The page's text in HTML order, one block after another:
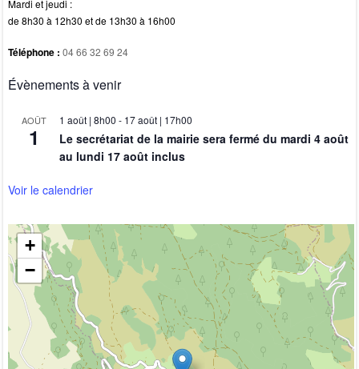
Mardi et jeudi :
de 8h30 à 12h30 et de 13h30 à 16h00
Téléphone : 04 66 32 69 24
Évènements à venir
AOÛT
1
1 août | 8h00 - 17 août | 17h00
Le secrétariat de la mairie sera fermé du mardi 4 août
au lundi 17 août inclus
Voir le calendrier
+
−